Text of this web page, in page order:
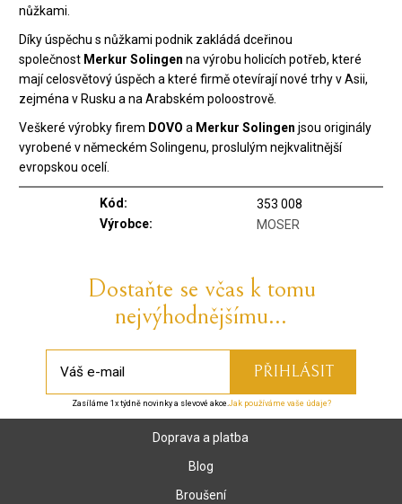
nůžkami.
Díky úspěchu s nůžkami podnik zakládá dceřinou
společnost Merkur Solingen na výrobu holicích potřeb, které
mají celosvětový úspěch a které firmě otevírají nové trhy v Asii,
zejména v Rusku a na Arabském poloostrově.
Veškeré výrobky firem DOVO a Merkur Solingen jsou originály
vyrobené v německém Solingenu, proslulým nejkvalitnější
evropskou ocelí.
Kód:
353 008
Výrobce:
MOSER
Dostaňte se včas k tomu
nejvýhodnějšímu...
Zasíláme 1x týdně novinky a slevové akce.Jak používáme vaše údaje?
Doprava a platba
Blog
Broušení